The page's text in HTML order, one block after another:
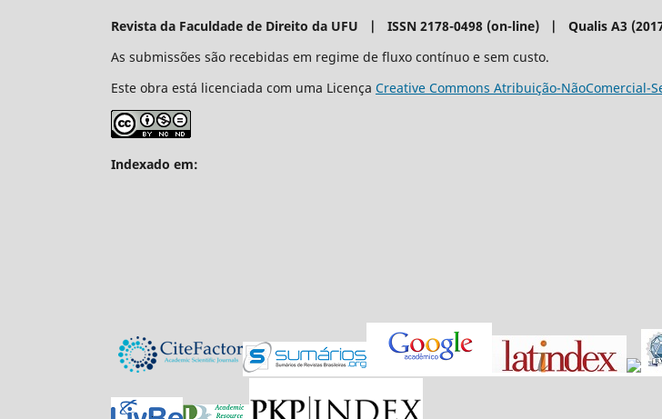
Revista da Faculdade de Direito da UFU | ISSN 2178-0498 (on-line) | Qualis A3
As submissões são recebidas em regime de fluxo contínuo e sem custo.
Este obra está licenciada com uma Licença Creative Commons Atribuição-NãoComercial-
Indexado em: